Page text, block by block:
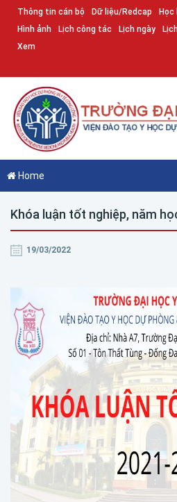
Thông tin cán bộ Dữ liệu/Redcap
Hình ảnh
Lịch công tác Lịch ngày
Xem
Home
Khóa luận tốt nghiệp, năm
19/03/2022